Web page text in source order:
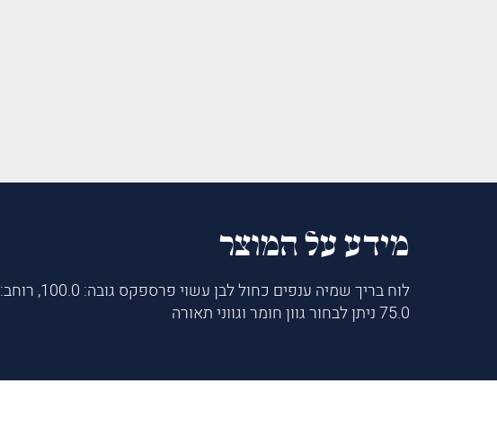
מידע על המוצר
לוח בריך שמיה ענפים כחול לבן עשוי פרספקס גובה: 100.0, רוחב:
75.0 ניתן לבחור גוון חומר וגווני תאורה